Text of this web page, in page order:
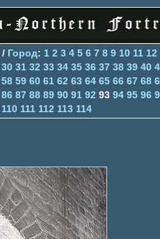
/ Город: 1 2 3 4 5 6 7 8 9 10 11 12
30 31 32 33 34 35 36 37 38 39 40
58 59 60 61 62 63 64 65 66 67 68
86 87 88 89 90 91 92 93 94 95 96
110 111 112 113 114